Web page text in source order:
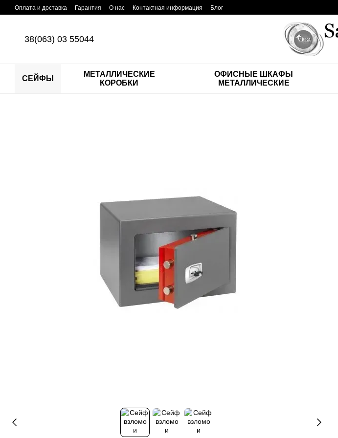
Перейти к основному контенту
Оплата и доставка Гарантия О нас Контактная информация Блог
38(063) 03 55044
СЕЙФЫ
МЕТАЛЛИЧЕСКИЕ
КОРОБКИ
ОФИСНЫЕ ШКАФЫ
МЕТАЛЛИЧЕСКИЕ